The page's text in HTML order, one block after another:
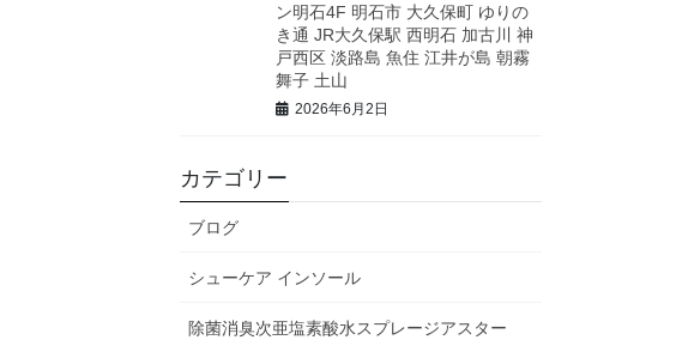
ン明石4F 明石市 大久保町 ゆりの
き通 JR大久保駅 西明石 加古川 神
戸西区 淡路島 魚住 江井が島 朝霧
舞子 土山
2026年6月2日
カテゴリー
ブログ
シューケア インソール
除菌消臭次亜塩素酸水スプレージアスター